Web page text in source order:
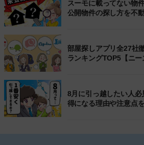
スーモに載ってない物
公開物件の探し方を不
部屋探しアプリ全27社
ランキングTOP5【ニー
8月に引っ越したい人
得になる理由や注意点